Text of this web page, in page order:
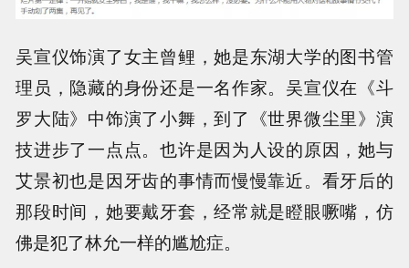
吴宣仪饰演了女主曾鲤，她是东湖大学的图书管
理员，隐藏的身份还是一名作家。吴宣仪在《斗
罗大陆》中饰演了小舞，到了《世界微尘里》演
技进步了一点点。也许是因为人设的原因，她与
艾景初也是因牙齿的事情而慢慢靠近。看牙后的
那段时间，她要戴牙套，经常就是瞪眼噘嘴，仿
佛是犯了林允一样的尴尬症。